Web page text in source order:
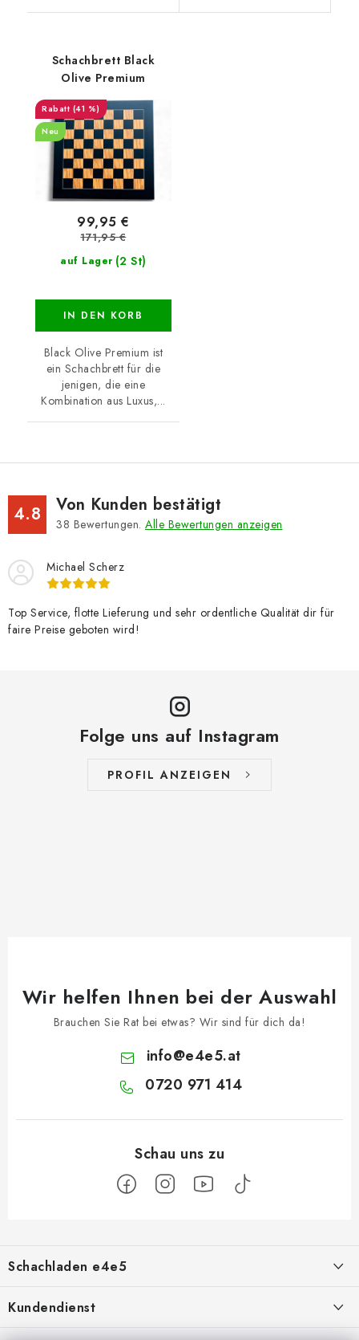
Schachbrett Black
Olive Premium
(41 %)
Neu
auf Lager (2 St)
99,95 €
171,95 €
IN DEN KORB
Black Olive Premium ist
ein Schachbrett für die
jenigen, die eine
Kombination aus Luxus,...
4.8 Von Kunden bestätigt
38 Bewertungen. Alle Bewertungen anzeigen
Michael Scherz
Top Service, flotte Lieferung und sehr ordentliche Qualität dir für
faire Preise geboten wird!
Folge uns auf Instagram
PROFIL ANZEIGEN
Wir helfen Ihnen bei der Auswahl
Brauchen Sie Rat bei etwas? Wir sind für dich da!
info@e4e5.at
0720 971 414
ß
z
e
Schachladen e4e5
Kundendienst